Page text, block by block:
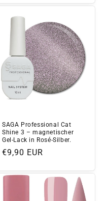
SAGA Professional Cat
Shine 3 – magnetischer
Gel-Lack in Rosé-Silber.
Normaler
€9,90 EUR